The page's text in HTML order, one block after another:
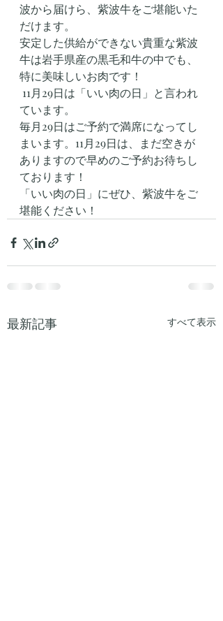
波から届けら、紫波牛をご堪能いた
だけます。
安定した供給ができない貴重な紫波
牛は岩手県産の黒毛和牛の中でも、
特に美味しいお肉です！
ています。
毎月29日はご予約で満席になってし
まいます。11月29日は、まだ空きが
ありますので早めのご予約お待ちし
ております！
「いい肉の日」にぜひ、紫波牛をご
堪能ください！
最新記事 すべて表示